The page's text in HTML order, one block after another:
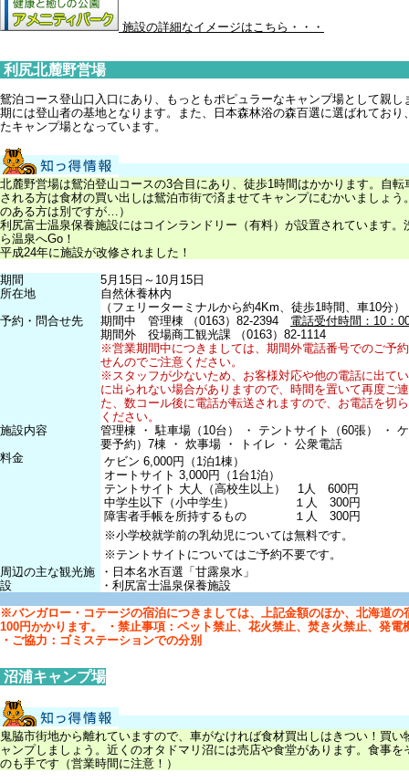
施設の詳細なイメージはこちら・・・
利尻北麓野営場
鴛泊コース登山口入口にあり、もっともポピュラーなキャンプ場として親し
期には登山者の基地となります。また、日本森林浴の森百選に選ばれており
たキャンプ場となっています。
北麓野営場は鴛泊登山コースの3合目にあり、徒歩1時間はかかります。自転
される方は食材の買い出しは鴛泊市街で済ませてキャンプにむかいましょう
のある方は別ですが…）
利尻富士温泉保養施設にはコインランドリー（有料）が設置されています。
ら温泉へGo！
平成24年に施設が改修されました！
期間
5月15日～10月15日
所在地
自然休養林内
（フェリーターミナルから約4Km、徒歩1時間、車10分）
予約・問合せ先
期間中 管理棟 （0163）82-2394 電話受付時間：10：
期間外 役場商工観光課 （0163）82-1114
※営業期間中につきましては、期間外電話番号でのご予
せんのでご注意ください。
※スタッフが少ないため、お客様対応や他の電話に出て
に出られない場合がありますので、時間を置いて再度ご
た、数コール後に電話が転送されますので、お電話を切
ください。
施設内容
管理棟 ・ 駐車場（10台） ・ テントサイト（60張） ・
要予約）7棟 ・ 炊事場 ・ トイレ ・ 公衆電話
料金
ケビン 6,000円（1泊1棟）
オートサイト 3,000円（1台1泊）
テントサイト 大人（高校生以上） 1人 600円
中学生以下（小中学生） １人 300円
障害者手帳を所持するもの １人 300円
※小学校就学前の乳幼児については無料です。
※テントサイトについてはご予約不要です。
周辺の主な観光施
設
・日本名水百選「甘露泉水」
・利尻富士温泉保養施設
※バンガロー・コテージの宿泊につきましては、上記金額のほか、北海道の
100円かかります。
・禁止事項：ペット禁止、花火禁止、焚き火禁止、発電
・ご協力：ゴミステーションでの分別
沼浦キャンプ場
鬼脇市街地から離れていますので、車がなければ食材買出しはきつい！買い
ャンプしましょう。近くのオタドマリ沼には売店や食堂があります。食事を
のも手です（営業時間に注意！）